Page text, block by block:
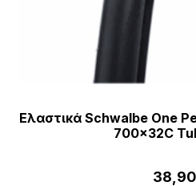
Ελαστικά Schwalbe One
700x32C
38,90